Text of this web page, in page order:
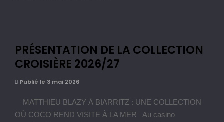
PRÉSENTATION DE LA COLLECTION
CROISIÈRE 2026/27
Publié le 3 mai 2026
MATTHIEU BLAZY À BIARRITZ : UNE COLLECTION
OÙ COCO REND VISITE À LA MER Au casino